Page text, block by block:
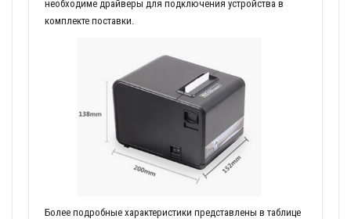
необходиме драйверы для подключения устройства в
комплекте поставки.
Более подробные характеристики представлены в таблице